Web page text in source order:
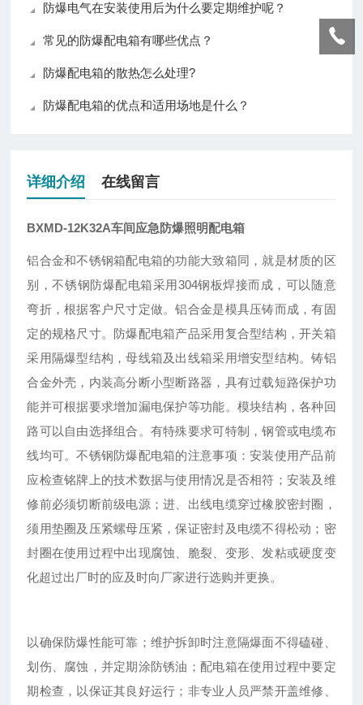
防爆电气在安装使用后为什么要定期维护呢？
常见的防爆配电箱有哪些优点？
防爆配电箱的散热怎么处理?
防爆配电箱的优点和适用场地是什么？
详细介绍 在线留言
BXMD-12K32A车间应急防爆照明配电箱
铝合金和不锈钢箱配电箱的功能大致箱同，就是材质的区
别，不锈钢防爆配电箱采用304钢板焊接而成，可以随意
弯折，根据客户尺寸定做。铝合金是模具压铸而成，有固
定的规格尺寸。防爆配电箱产品采用复合型结构，开关箱
采用隔爆型结构，母线箱及出线箱采用增安型结构。铸铝
合金外壳，内装高分断小型断路器，具有过载短路保护功
能并可根据要求增加漏电保护等功能。模块结构，各种回
路可以自由选择组合。有特殊要求可特制，钢管或电缆布
线均可。不锈钢防爆配电箱的注意事项：安装使用产品前
应检查铭牌上的技术数据与使用情况是否相符；安装及维
修前必须切断前级电源；进、出线电缆穿过橡胶密封圈，
须用垫圈及压紧螺母压紧，保证密封及电缆不得松动；密
封圈在使用过程中出现腐蚀、脆裂、变形、发粘或硬度变
化超过出厂时的应及时向厂家进行选购并更换。
以确保防爆性能可靠；维护拆卸时注意隔爆面不得磕碰、
划伤、腐蚀，并定期涂防锈油；配电箱在使用过程中要定
期检查，以保证其良好运行；非专业人员严禁开盖维修、